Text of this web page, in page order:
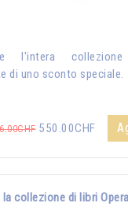
l'intera
di uno sconto speciale.
550.00CHF
collezione di libri